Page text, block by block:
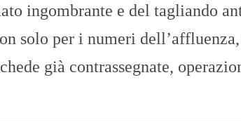
ingombrante e del tagliando
solo per i numeri
già contrassegnate,